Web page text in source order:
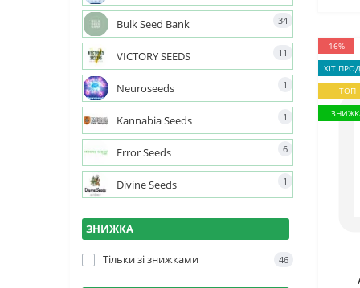
Bulk Seed Bank 34
VICTORY SEEDS 11
Neuroseeds 1
Kannabia Seeds 1
Error Seeds 6
Divine Seeds 1
ЗНИЖКА
Тільки зі знижками 46
-16%
ХІТ
ТОП